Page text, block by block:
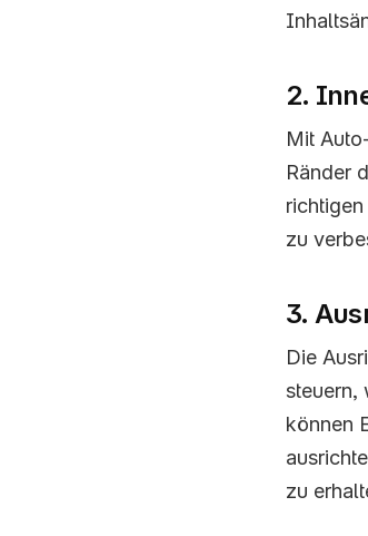
2.
Mit
Ränder
zu
3.
Die
steuern,
können
zu